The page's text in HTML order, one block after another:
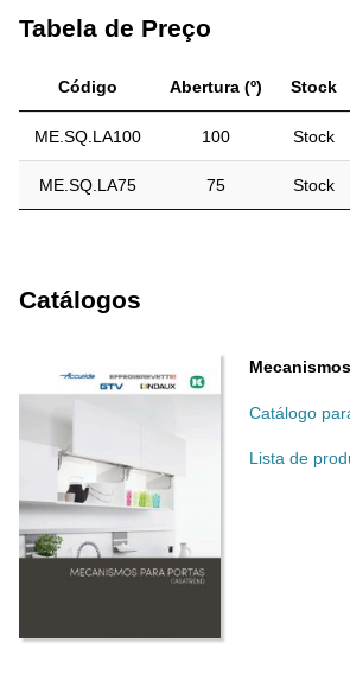
Tabela de Preço
Código Abertura (º) Stock
ME.SQ.LA100 100 Stock
ME.SQ.LA75 75 Stock
Catálogos
Catálogo
Lista de